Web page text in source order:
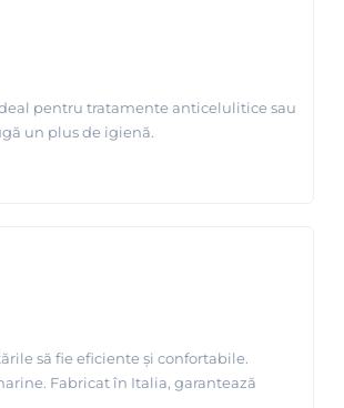
pentru tratamente anticelulitice sau
un plus de igienă.
să fie eficiente și confortabile.
Fabricat în Italia, garantează